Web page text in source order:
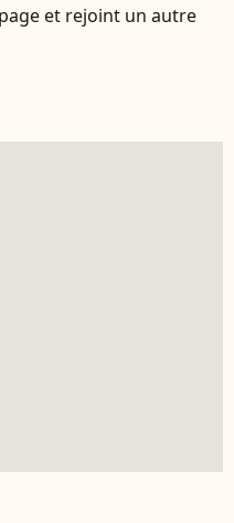
et rejoint un autre